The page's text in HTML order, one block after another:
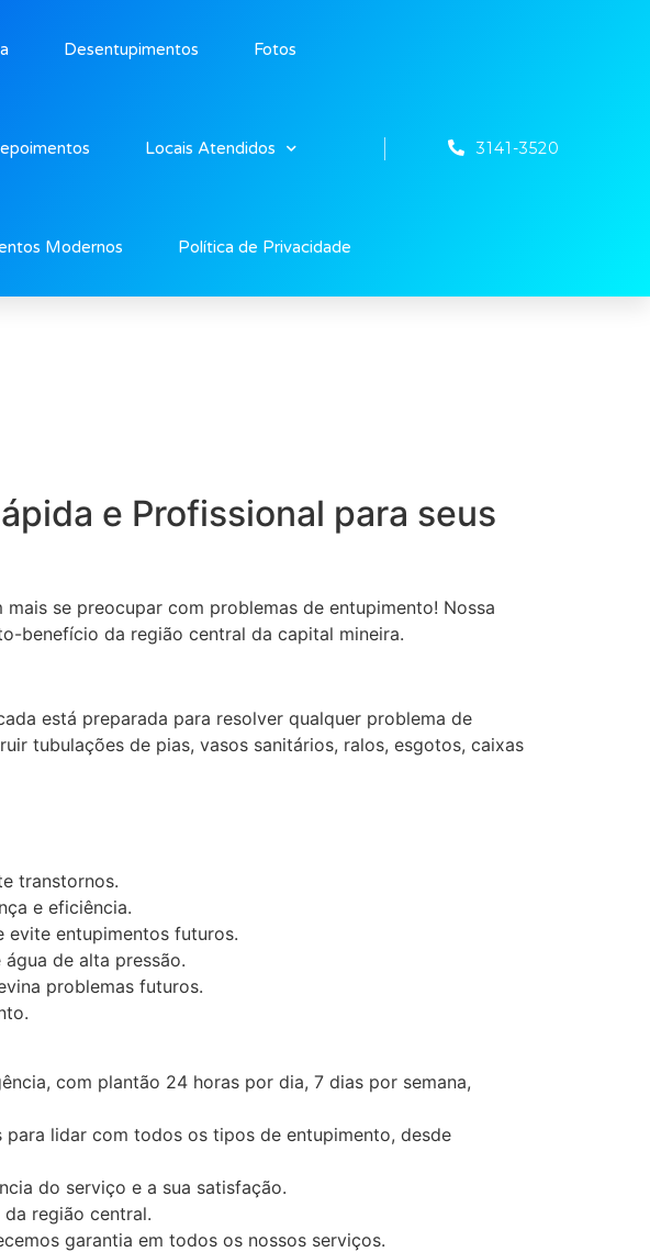
Desentupimentos Fotos
Locais Atendidos
Modernos Política de Privacidade
3141-3520
e Profissional para seus
se preocupar com problemas de entupimento! Nossa
benefício da região central da capital mineira.
está preparada para resolver qualquer problema de
tubulações de pias, vasos sanitários, ralos, esgotos, caixas
transtornos.
e eficiência.
evite entupimentos futuros.
de alta pressão.
problemas futuros.
com plantão 24 horas por dia, 7 dias por semana,
lidar com todos os tipos de entupimento, desde
do serviço e a sua satisfação.
região central.
garantia em todos os nossos serviços.